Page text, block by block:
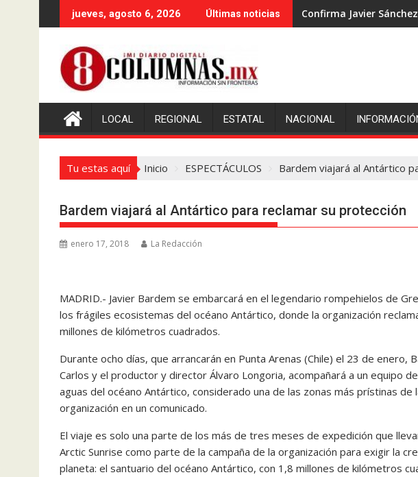
al
jueves, agosto 6, 2026 Últimas noticias Confirma Javier
LOCAL REGIONAL ESTATAL NACIONAL
Tu estas aquí Inicio ESPECTÁCULOS Bardem viajará al Antártico
Bardem viajará al Antártico para reclamar su protección
enero 17, 2018 La Redacción
MADRID.- Javier Bardem se embarcará en el legendario rompehielos de
los frágiles ecosistemas del océano Antártico, donde la organización
millones de kilómetros cuadrados.
Durante ocho días, que arrancarán en Punta Arenas (Chile) el 23 de enero,
Carlos y el productor y director Álvaro Longoria, acompañará a un equipo
aguas del océano Antártico, considerado una de las zonas más prístinas
organización en un comunicado.
El viaje es solo una parte de los más de tres meses de expedición que
Arctic Sunrise como parte de la campaña de la organización para exigir la
planeta: el santuario del océano Antártico, con 1,8 millones de kilómetros